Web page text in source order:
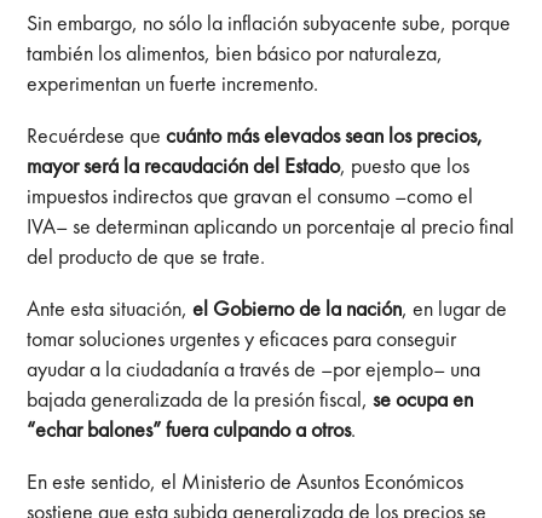
Sin embargo, no sólo la inflación subyacente sube, porque
también los alimentos, bien básico por naturaleza,
experimentan un fuerte incremento.
Recuérdese quecuánto más elevados sean los precios,
mayor será la recaudación del Estado, puesto que los
impuestos indirectos que gravan el consumo –como el
IVA– se determinan aplicando un porcentaje al precio final
del producto de que se trate.
Ante esta situación,el Gobierno de la nación, en lugar de
tomar soluciones urgentes y eficaces para conseguir
ayudar a la ciudadanía a través de –por ejemplo– una
bajada generalizada de la presión fiscal,se ocupa en
“echar balones” fuera culpando a otros.
En este sentido, el Ministerio de Asuntos Económicos
sostiene que esta subida generalizada de los precios se